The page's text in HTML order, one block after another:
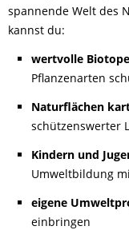
spannende Welt des
kannst du:
wertvolle
Pflanzenarten
Naturflächen
schützenswerter
Kindern und
Umweltbildung
eigene
einbringen